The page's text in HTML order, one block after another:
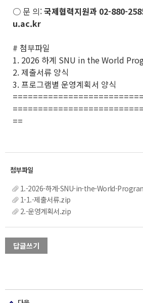
○ 문 의:국제협력지원과 02-880-
u.ac.kr
# 첨부파일
1. 2026 하계 SNU in the World
2. 제출서류 양식
3. 프로그램별 운영계획서 양식
==
1.-2026-하계-SNU-in-the-World-
1-1.-제출서류.zip
2.-운영계획서.zip
답글쓰기